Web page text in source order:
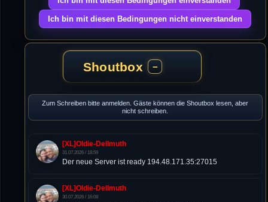
Shoutbox −
Zum Schreiben bitte anmelden. Gäste können die Shoutbox lesen, aber
nicht schreiben.
[XL]Oldie-Dellmuth
31.07.2026 / 18:59
Der neue Server ist ready 194.48.171.35:27015
[XL]Oldie-Dellmuth
30.07.2026 / 16:08